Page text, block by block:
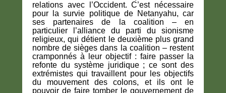
relations avec l’Occident. C’est nécessaire
pour la survie politique de Netanyahu, car
ses partenaires de la coalition – en
particulier l’alliance du parti du sionisme
religieux, qui détient le deuxième plus grand
nombre de sièges dans la coalition – restent
cramponnés à leur objectif : faire passer la
refonte du système juridique ; ce sont des
extrémistes qui travaillent pour les objectifs
du mouvement des colons, et ils ont le
pouvoir de faire tomber le gouvernement de